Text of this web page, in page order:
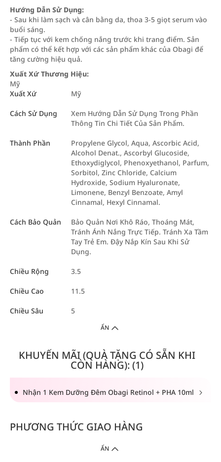
Hướng Dẫn Sử Dụng:
- Sau khi làm sạch và cân bằng da, thoa 3-5 giọt serum vào
buổi sáng.
- Tiếp tục với kem chống nắng trước khi trang điểm. Sản
phẩm có thể kết hợp với các sản phẩm khác của Obagi để
tăng cường hiệu quả.
Xuất Xứ Thương Hiệu:
Mỹ
Xuất Xứ
Mỹ
Cách Sử Dụng
Xem Hướng Dẫn Sử Dụng Trong Phần
Thông Tin Chi Tiết Của Sản Phẩm.
Thành Phần
Propylene Glycol, Aqua, Ascorbic Acid,
Alcohol Denat., Ascorbyl Glucoside,
Ethoxydiglycol, Phenoxyethanol, Parfum,
Sorbitol, Zinc Chloride, Calcium
Hydroxide, Sodium Hyaluronate,
Limonene, Benzyl Benzoate, Amyl
Cinnamal, Hexyl Cinnamal.
Cách Bảo Quản
Bảo Quản Nơi Khô Ráo, Thoáng Mát,
Tránh Ánh Nắng Trực Tiếp. Tránh Xa Tầm
Tay Trẻ Em. Đậy Nắp Kín Sau Khi Sử
Dụng.
Chiều Rộng 3.5
Chiều Cao 11.5
Chiều Sâu 5
ẨN
KHUYẾN MÃI (QUÀ TẶNG CÓ SẴN KHI
CÒN HÀNG): (1)
Nhận 1 Kem Dưỡng Đêm Obagi Retinol + PHA 10ml
PHƯƠNG THỨC GIAO HÀNG
ẨN